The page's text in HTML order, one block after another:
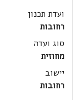
ועדת תכנון
רחובות
סוג ועדה
מחוזית
יישוב
רחובות